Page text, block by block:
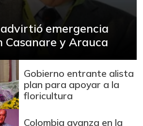
emergencia
Casanare y Arauca
Gobierno entrante alista
plan para apoyar a la
floricultura
Colombia avanza en la